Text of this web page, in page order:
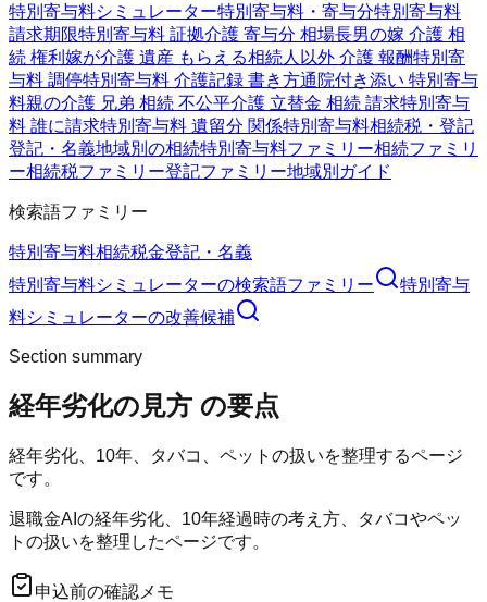
特別寄与料シミュレーター特別寄与料・寄与分特別寄与料
請求期限特別寄与料 証拠介護 寄与分 相場長男の嫁 介護 相
続 権利 嫁が介護 遺産 もらえる相続人以外 介護 報酬特別寄
与料 調停特別寄与料 介護記録 書き方通院付き添い 特別寄与
料親の介護 兄弟 相続 不公平介護 立替金 相続 請求特別寄与
料 誰に請求特別寄与料 遺留分 関係特別寄与料相続税・登記
登記・名義地域別の相続特別寄与料ファミリー相続ファミリ
ー相続税ファミリー登記ファミリー地域別ガイド
検索語ファミリー
特別寄与料相続税金登記・名義
特別寄与料シミュレーターの検索語ファミリー
特別寄与
料シミュレーターの改善候補
Section summary
経年劣化の見方 の要点
経年劣化、10年、タバコ、ペットの扱いを整理するページ
です。
退職金AIの経年劣化、10年経過時の考え方、タバコやペッ
トの扱いを整理したページです。
申込前の確認メモ